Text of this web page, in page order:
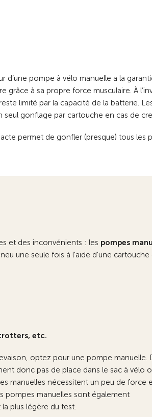
d’une pompe à vélo manuelle a la
à sa propre force musculaire. À
limité par la capacité de la batterie.
seul gonflage par cartouche en cas de
permet de gonfler (presque) tous les
et des inconvénients : les pompes
une seule fois à l'aide d'une cartouche
etc.
optez pour une pompe manuelle.
donc pas de place dans le sac à vélo
manuelles nécessitent un peu de force
pompes manuelles sont également
plus légère du test.